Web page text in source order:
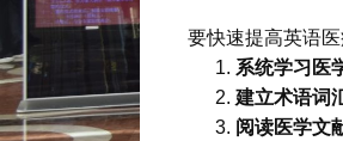
要快速提高英语
系统学习医
建立术语词
阅读医学文